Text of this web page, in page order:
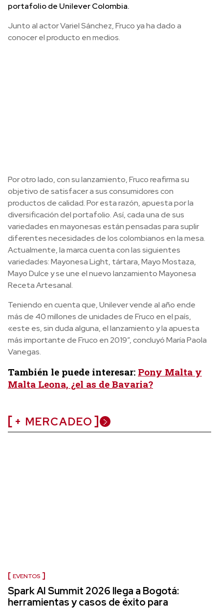
portafolio de Unilever Colombia.
Junto al actor Variel Sánchez, Fruco ya ha dado a
conocer el producto en medios.
Por otro lado, con su lanzamiento, Fruco reafirma su
objetivo de satisfacer a sus consumidores con
productos de calidad. Por esta razón, apuesta por la
diversificación del portafolio. Así, cada una de sus
variedades en mayonesas están pensadas para suplir
diferentes necesidades de los colombianos en la mesa.
Actualmente, la marca cuenta con las siguientes
variedades: Mayonesa Light, tártara, Mayo Mostaza,
Mayo Dulce y se une el nuevo lanzamiento Mayonesa
Receta Artesanal.
Teniendo en cuenta que, Unilever vende al año ende
más de 40 millones de unidades de Fruco en el país,
«este es, sin duda alguna, el lanzamiento y la apuesta
más importante de Fruco en 2019”, concluyó María Paola
Vanegas.
También le puede interesar: Pony Malta y
Malta Leona, ¿el as de Bavaria?
+ MERCADEO
EVENTOS
Spark AI Summit 2026 llega a Bogotá:
herramientas y casos de éxito para